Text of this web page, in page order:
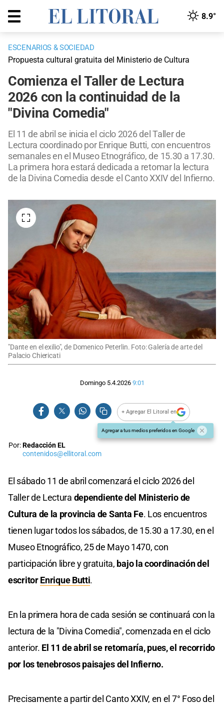
8.9°
ESCENARIOS & SOCIEDAD
Propuesta cultural gratuita del Ministerio de Cultura
Comienza el Taller de Lectura
2026 con la continuidad de la
"Divina Comedia"
El 11 de abril se inicia el ciclo 2026 del Taller de
Lectura coordinado por Enrique Butti, con encuentros
semanales en el Museo Etnográfico, de 15.30 a 17.30.
La primera hora estará dedicada a retomar la lectura
de la Divina Comedia desde el Canto XXIV del Infierno.
"Dante en el exilio", de Domenico Peterlin. Foto: Galería de arte del
Palacio Chiericati
Domingo 5.4.2026 9:01
+ Agregar El Litoral en
Agregar a tus medios preferidos en Google
Por:Redacción EL
contenidos@ellitoral.com
El sábado 11 de abril comenzará el ciclo 2026 del
Taller de Lectura dependiente del Ministerio de
Cultura de la provincia de Santa Fe. Los encuentros
tienen lugar todos los sábados, de 15.30 a 17.30, en el
Museo Etnográfico, 25 de Mayo 1470, con
participación libre y gratuita, bajo la coordinación del
escritorEnrique Butti.
En la primera hora de cada sesión se continuará con la
lectura de la "Divina Comedia", comenzada en el ciclo
anterior. El 11 de abril se retomaría, pues, el recorrido
por los tenebrosos paisajes del Infierno.
Precisamente a partir del Canto XXIV, en el 7° Foso del